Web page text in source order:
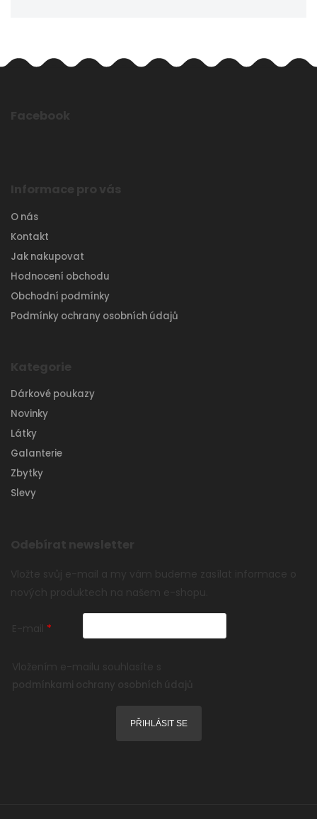
Facebook
Informace pro vás
O nás
Kontakt
Jak nakupovat
Hodnocení obchodu
Obchodní podmínky
Podmínky ochrany osobních údajů
Kategorie
Dárkové poukazy
Novinky
Látky
Galanterie
Zbytky
Slevy
Odebírat newsletter
Vložte svůj e-mail a my vám budeme zasílat informace o
nových produktech na našem e-shopu.
E-mail
Vložením e-mailu souhlasíte s
podmínkami ochrany osobních údajů
PŘIHLÁSIT SE